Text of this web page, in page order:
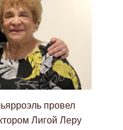
провел
Лигой Леру